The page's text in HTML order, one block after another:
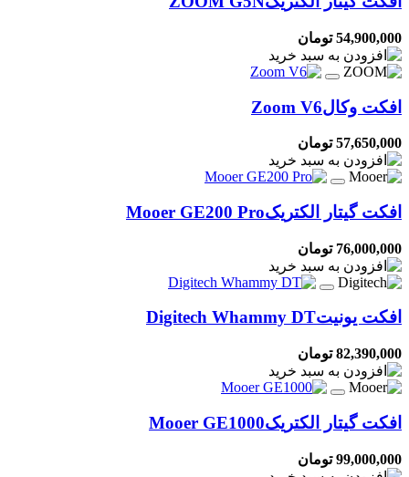
54,900,000 تومان
افکت وکالZoom V6
57,650,000 تومان
افکت گیتار الکتریکMooer GE200 Pro
76,000,000 تومان
افکت یونیتDigitech Whammy DT
82,390,000 تومان
افکت گیتار الکتریکMooer GE1000
99,000,000 تومان